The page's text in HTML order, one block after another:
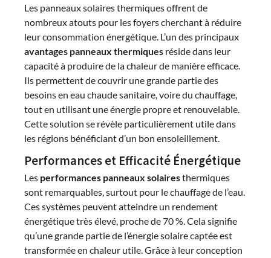
Les panneaux solaires thermiques offrent de
nombreux atouts pour les foyers cherchant à réduire
leur consommation énergétique. L’un des principaux
avantages panneaux thermiques réside dans leur
capacité à produire de la chaleur de manière efficace.
Ils permettent de couvrir une grande partie des
besoins en eau chaude sanitaire, voire du chauffage,
tout en utilisant une énergie propre et renouvelable.
Cette solution se révèle particulièrement utile dans
les régions bénéficiant d’un bon ensoleillement.
Performances et Efficacité Énergétique
Les performances panneaux solairesthermiques
sont remarquables, surtout pour le chauffage de l’eau.
Ces systèmes peuvent atteindre un rendement
énergétique très élevé, proche de 70 %. Cela signifie
qu’une grande partie de l’énergie solaire captée est
transformée en chaleur utile. Grâce à leur conception